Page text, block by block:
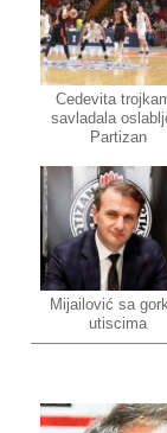
Cedevita
savladala
Partizan
Mijailović sa
utiscima